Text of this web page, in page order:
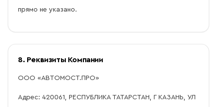
прямо не указано.
8. Реквизиты Компании
ООО «АВТОМОСТ.ПРО»
Адрес: 420061, РЕСПУБЛИКА ТАТАРСТАН, Г КАЗАНЬ, УЛ